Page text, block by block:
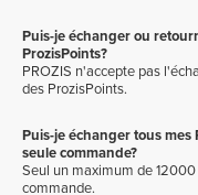
Puis-je échanger ou
ProzisPoints?
PROZIS n'accepte pas
des ProzisPoints.
Puis-je échanger tous
seule commande?
Seul un maximum de12000
commande.